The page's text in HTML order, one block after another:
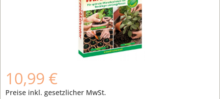
10,99 €
Preise inkl. gesetzlicher MwSt.